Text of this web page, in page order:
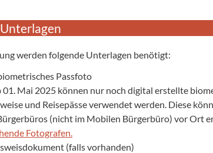
werden folgende Unterlagen benötigt:
Passfoto
01. Mai 2025 können nur noch digital erstellte
und Reisepässe verwendet werden. Diese
(nicht im Mobilen Bürgerbüro) vor Ort
Fotografen.
(falls vorhanden)